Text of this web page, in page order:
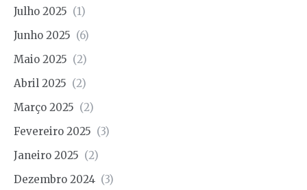
Julho 2025 (1)
Junho 2025 (6)
Maio 2025 (2)
Abril 2025 (2)
Março 2025 (2)
Fevereiro 2025 (3)
Janeiro 2025 (2)
Dezembro 2024 (3)